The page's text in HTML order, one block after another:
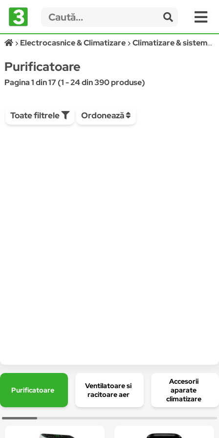
Electrocasnice & Climatizare Climatizare & sisteme de incalzire
Purificatoare
Pagina 1 din 17 (1 - 24 din 390 produse)
Toate filtrele Ordonează
Purificatoare
Ventilatoare si
racitoare aer
Accesorii
aparate
climatizare